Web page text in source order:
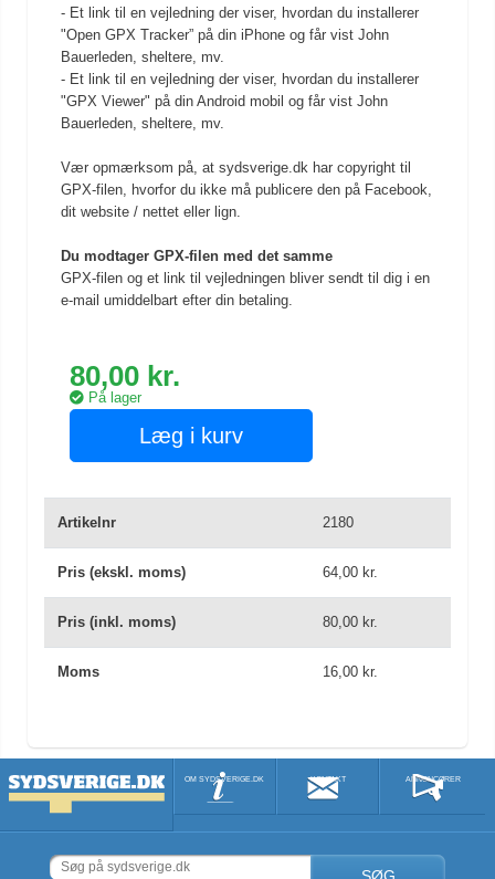
- Et link til en vejledning der viser, hvordan du installerer
"Open GPX Tracker” på din iPhone og får vist John
Bauerleden, sheltere, mv.
- Et link til en vejledning der viser, hvordan du installerer
"GPX Viewer" på din Android mobil og får vist John
Bauerleden, sheltere, mv.
Vær opmærksom på, at sydsverige.dk har copyright til
GPX-filen, hvorfor du ikke må publicere den på Facebook,
dit website / nettet eller lign.
Du modtager GPX-filen med det samme
GPX-filen og et link til vejledningen bliver sendt til dig i en
e-mail umiddelbart efter din betaling.
80,00 kr.
På lager
Læg i kurv
Artikelnr 2180
Pris (ekskl. moms) 64,00 kr.
Pris (inkl. moms) 80,00 kr.
Moms 16,00 kr.
OM SYDSVERIGE.DK KONTAKT ANNONCØRER
SØG